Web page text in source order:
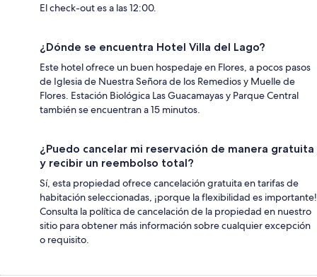
El check-out es a las 12:00.
¿Dónde se encuentra Hotel Villa del Lago?
Este hotel ofrece un buen hospedaje en Flores, a pocos pasos
de Iglesia de Nuestra Señora de los Remedios y Muelle de
Flores. Estación Biológica Las Guacamayas y Parque Central
también se encuentran a 15 minutos.
¿Puedo cancelar mi reservación de manera gratuita
y recibir un reembolso total?
Sí, esta propiedad ofrece cancelación gratuita en tarifas de
habitación seleccionadas, ¡porque la flexibilidad es importante!
Consulta la política de cancelación de la propiedad en nuestro
sitio para obtener más información sobre cualquier excepción
o requisito.